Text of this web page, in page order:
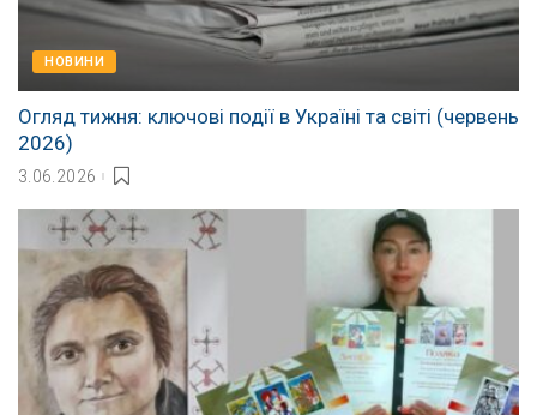
НОВИНИ
Огляд тижня: ключові події в Україні та світі (червень
2026)
3.06.2026